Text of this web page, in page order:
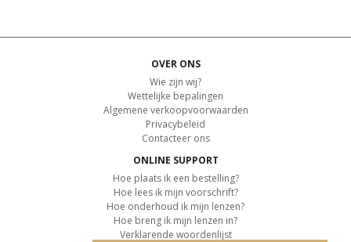
OVER ONS
Wie zijn wij?
Wettelijke bepalingen
Algemene verkoopvoorwaarden
Privacybeleid
Contacteer ons
ONLINE SUPPORT
Hoe plaats ik een bestelling?
Hoe lees ik mijn voorschrift?
Hoe onderhoud ik mijn lenzen?
Hoe breng ik mijn lenzen in?
Verklarende woordenlijst